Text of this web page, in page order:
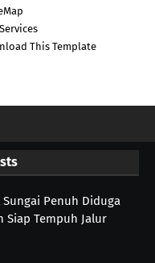
This Template
Penuh Diduga
Siap Tempuh Jalur